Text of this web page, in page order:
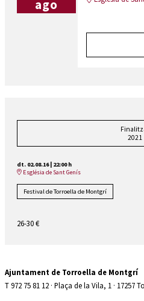
ago
2021
dt. 02.08.16| 22:00 h
Església de Sant Genís
Festival de Torroella de Montgrí
26-30 €
Ajuntament de Torroella de Montgrí
T 972 75 81 12 · Plaça de la Vila, 1 · 17257